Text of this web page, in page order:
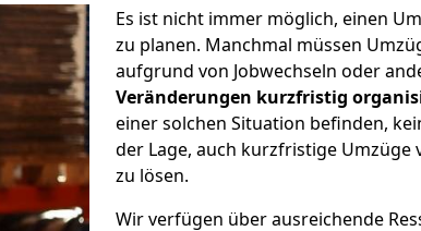
Es ist nicht immer möglich, einen
zu planen. Manchmal müssen
aufgrund von Jobwechseln oder
Veränderungen kurzfristig
einer solchen Situation befinden,
der Lage, auch kurzfristige Umzüge
zu lösen.
Wir verfügen über ausreichende